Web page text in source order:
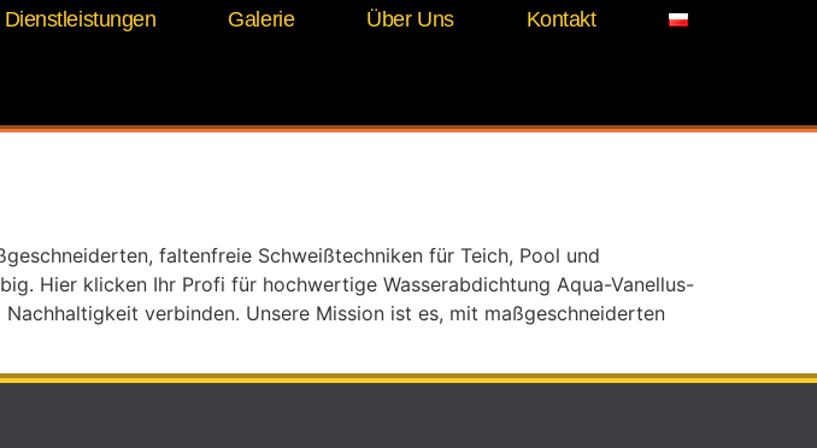
Dienstleistungen Galerie Über Uns Kontakt
faltenfreie Schweißtechniken für Teich, Pool und
Hier klicken Ihr Profi für hochwertige Wasserabdichtung Aqua-Vanellus-
verbinden. Unsere Mission ist es, mit maßgeschneiderten